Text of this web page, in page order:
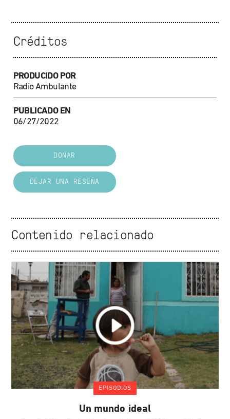
Créditos
PRODUCIDO POR
Radio Ambulante
PUBLICADO EN
06/27/2022
DONAR
DEJAR UNA RESEÑA
Contenido relacionado
EPISODIOS
Un mundo ideal